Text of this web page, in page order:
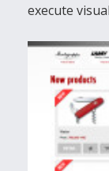
execute